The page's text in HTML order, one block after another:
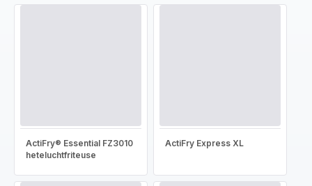
ActiFry® Essential FZ3010
heteluchtfriteuse
ActiFry Express XL